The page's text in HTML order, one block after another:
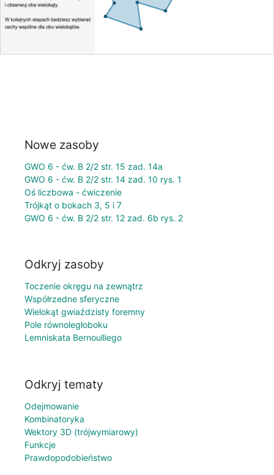
Nowe zasoby
GWO 6 - ćw. B 2/2 str. 15 zad. 14a
GWO 6 - ćw. B 2/2 str. 14 zad. 10 rys. 1
Oś liczbowa - ćwiczenie
Trójkąt o bokach 3, 5 i 7
GWO 6 - ćw. B 2/2 str. 12 zad. 6b rys. 2
Odkryj zasoby
Toczenie okręgu na zewnątrz
Współrzedne sferyczne
Wielokąt gwiaździsty foremny
Pole równoległoboku
Lemniskata Bernoulliego
Odkryj tematy
Odejmowanie
Kombinatoryka
Wektory 3D (trójwymiarowy)
Funkcje
Prawdopodobieństwo